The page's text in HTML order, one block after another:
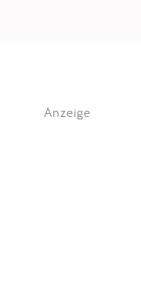
Anzeige